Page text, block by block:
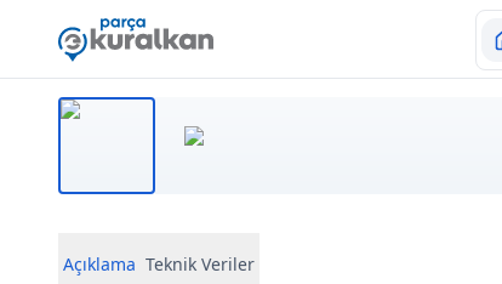
Açıklama Teknik Veriler